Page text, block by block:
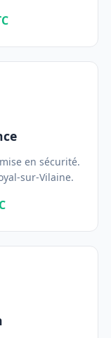
en sécurité.
sur-Vilaine.